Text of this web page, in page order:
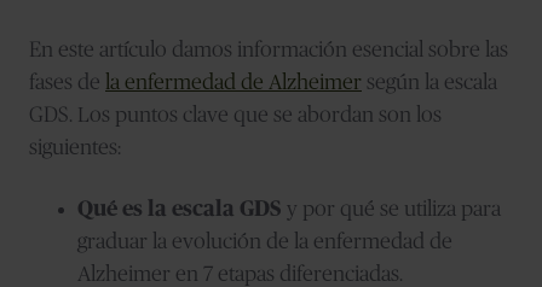
En este artículo damos información esencial sobre las
fases de la enfermedad de Alzheimer según la escala
GDS. Los puntos clave que se abordan son los
siguientes:
Qué es la escala GDS y por qué se utiliza para
graduar la evolución de la enfermedad de
Alzheimer en 7 etapas diferenciadas.